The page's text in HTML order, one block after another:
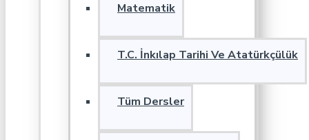
Matematik
T.C. İnkılap Tarihi Ve Atatürkçülük
Tüm Dersler